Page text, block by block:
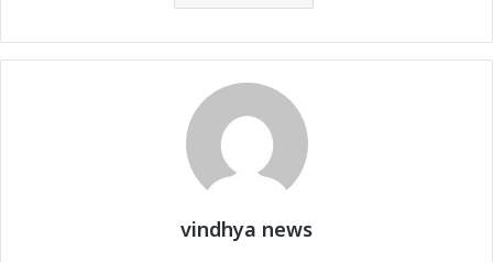
vindhya news